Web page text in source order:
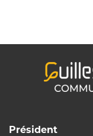
Président